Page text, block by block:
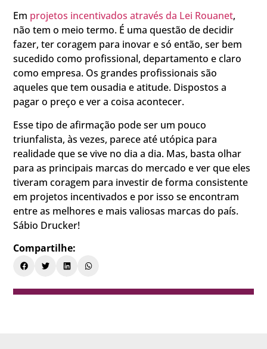
Em projetos incentivados através da Lei Rouanet,
não tem o meio termo. É uma questão de decidir
fazer, ter coragem para inovar e só então, ser bem
sucedido como profissional, departamento e claro
como empresa. Os grandes profissionais são
aqueles que tem ousadia e atitude. Dispostos a
pagar o preço e ver a coisa acontecer.
Esse tipo de afirmação pode ser um pouco
triunfalista, às vezes, parece até utópica para
realidade que se vive no dia a dia. Mas, basta olhar
para as principais marcas do mercado e ver que eles
tiveram coragem para investir de forma consistente
em projetos incentivados e por isso se encontram
entre as melhores e mais valiosas marcas do país.
Sábio Drucker!
Compartilhe: